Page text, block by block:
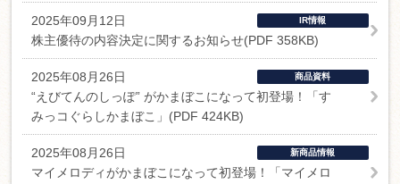
2025年09月12日 IR情報
株主優待の内容決定に関するお知らせ(PDF 358KB)
2025年08月26日 商品資料
“えびてんのしっぽ” がかまぼこになって初登場！「す
みっコぐらしかまぼこ」(PDF 424KB)
2025年08月26日 新商品情報
マイメロディがかまぼこになって初登場！「マイメロ